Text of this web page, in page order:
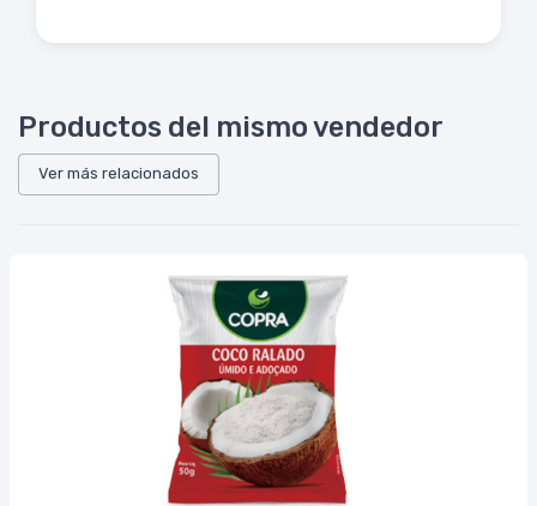
Productos del mismo vendedor
Ver más relacionados